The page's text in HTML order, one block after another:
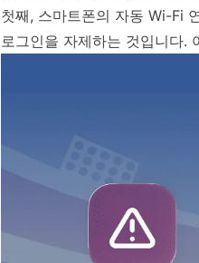
첫째, 스마트폰의 자동 Wi-Fi
로그인을 자제하는 것입니다.